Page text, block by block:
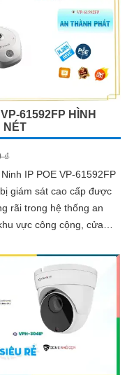
61592FP HÌNH
NÉT
₫
IP POE VP-61592FP
giám sát cao cấp được
rãi trong hệ thống an
vực công cộng, cửa
chất lượng hình ảnh rõ